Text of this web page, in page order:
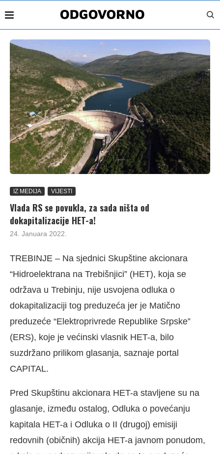
IZ MEDIJA VIJESTI
Vlada RS se povukla, za sada ništa od
dokapitalizacije HET-a!
24. Januara 2022.
TREBINJE – Na sjednici Skupštine akcionara
“Hidroelektrana na Trebišnjici” (HET), koja se
održava u Trebinju, nije usvojena odluka o
dokapitalizaciji tog preduzeća jer je Matično
preduzeće “Elektroprivrede Republike Srpske”
(ERS), koje je većinski vlasnik HET-a, bilo
suzdržano prilikom glasanja, saznaje portal
CAPITAL.
Pred Skupštinu akcionara HET-a stavljene su na
glasanje, između ostalog, Odluka o povećanju
kapitala HET-a i Odluka o II (drugoj) emisiji
redovnih (običnih) akcija HET-a javnom ponudom,